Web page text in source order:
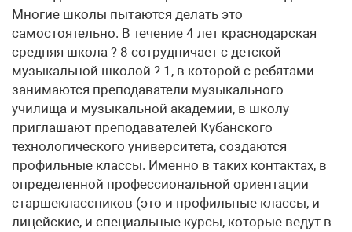
Многие школы пытаются делать это
самостоятельно. В течение 4 лет краснодарская
средняя школа ? 8 сотрудничает с детской
музыкальной школой ? 1, в которой с ребятами
занимаются преподаватели музыкального
училища и музыкальной академии, в школу
приглашают преподавателей Кубанского
технологического университета, создаются
профильные классы. Именно в таких контактах, в
определенной профессиональной ориентации
старшеклассников (это и профильные классы, и
лицейские, и специальные курсы, которые ведут в